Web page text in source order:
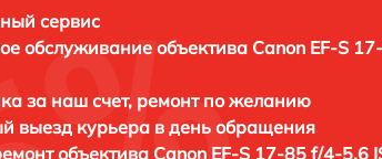
сервис
обслуживаниеобъектива Canon EF-S
за наш счет, ремонт по желанию
выезд курьера в день обращения
объектива Canon EF-S 17-85 f/4-5.6